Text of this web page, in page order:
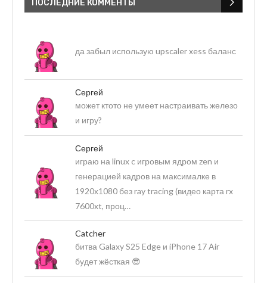
ПОСЛЕДНИЕ КОММЕНТЫ
да забыл использую upscaler xess баланс
Сергей
может ктото не умеет настраивать железо
и игру?
Сергей
играю на linux c игровым ядром zen и
генерацией кадров на максималке в
1920х1080 без ray tracing (видео карта rx
7600xt, проц…
Catcher
битва Galaxy S25 Edge и iPhone 17 Air
будет жёсткая 😎